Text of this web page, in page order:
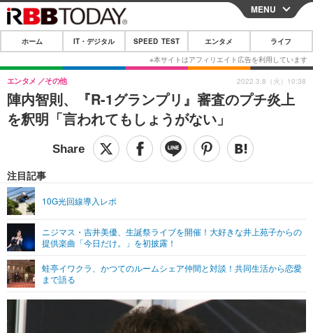
CLOSE
ホーム
IT・デジタル
IT・デジタルTOP スマートフォン
ガジェット・ツール
ショッピング その他
SPEED TEST
エンタメTOP 映画・ドラマ
グラビア
ショッピング その他
ライフTOP
その他
リリース一覧
プッシュ通知の停止方法
MENU
ホーム IT・デジタル SPEED TEST エンタメ ライフ
陣内智則、『R-1グランプリ』審査のプチ炎上
を釈明「言われてもしょうがない」
エンタメ その他
注目記事
10G光回線導入レポ
ニジマス・吉井美優、生誕祭ライブを開催！大好きな井上苑子からの
提供楽曲「今日だけ。」を初披露！
蛙亭イワクラ、かつてのルームシェア仲間と対談！共同生活から恋愛
まで語る
2022.3.8（火）10:38